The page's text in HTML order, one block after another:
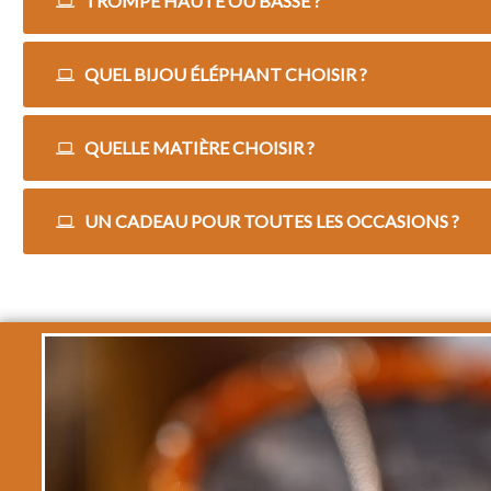
QUEL BIJOU ÉLÉPHANT CHOISIR ?
QUELLE MATIÈRE CHOISIR ?
UN CADEAU POUR TOUTES LES OCCASIONS ?